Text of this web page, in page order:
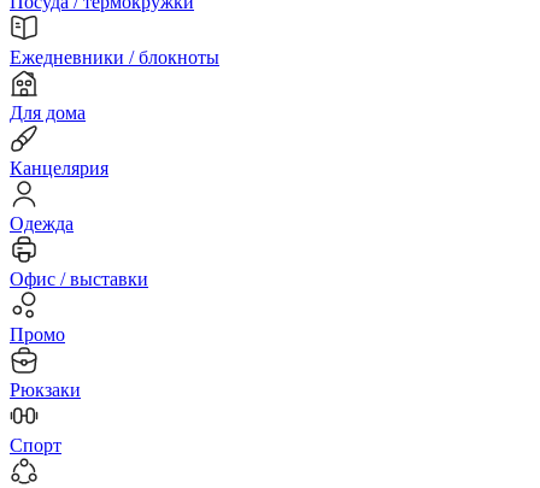
Ежедневники / блокноты
Для дома
Канцелярия
Одежда
Офис / выставки
Промо
Рюкзаки
Спорт